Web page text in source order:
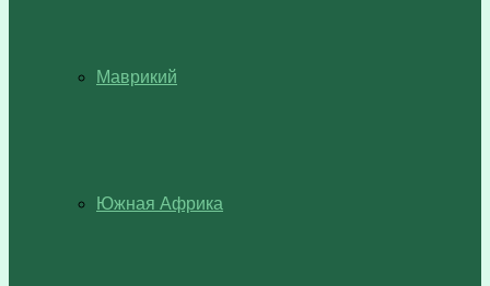
Маврикий
Южная Африка